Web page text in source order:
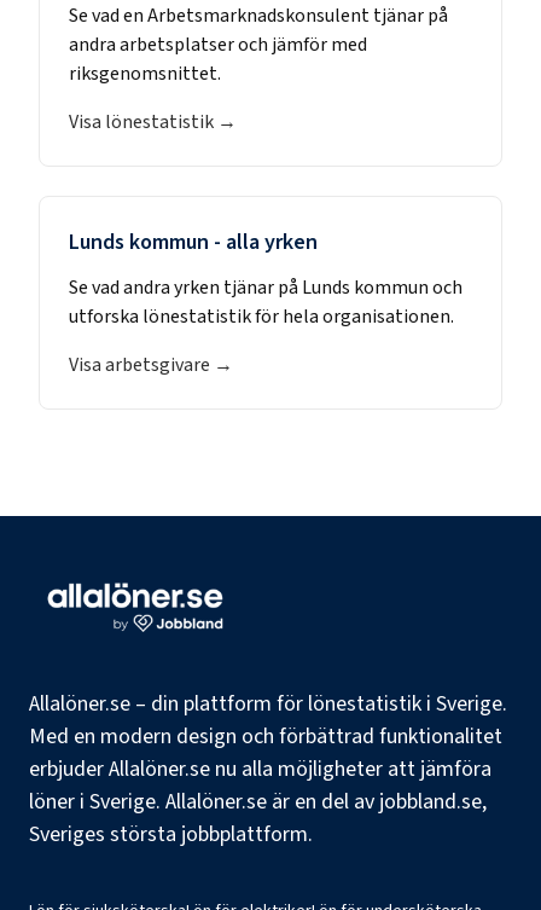
Se vad enArbetsmarknadskonsulenttjänar på
andra arbetsplatser och jämför med
riksgenomsnittet.
Visa lönestatistik →
Lunds kommun - alla yrken
Se vad andra yrken tjänar på Lunds kommunoch
utforska lönestatistik för hela organisationen.
Visa arbetsgivare →
Allalöner.se – din plattform för lönestatistik i Sverige.
Med en modern design och förbättrad funktionalitet
erbjuder Allalöner.se nu alla möjligheter att jämföra
löner i Sverige. Allalöner.se är en del av jobbland.se,
Sveriges största jobbplattform.